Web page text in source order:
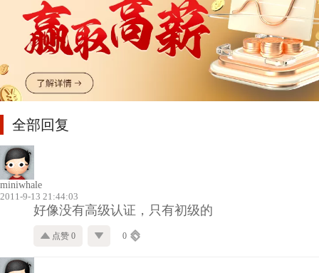
全部回复
miniwhale
2011-9-13 21:44:03
好像没有高级认证，只有初级的
点赞 0 0